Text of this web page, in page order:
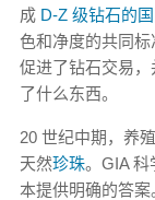
成 D-Z 级钻石的
色和净度的共同
促进了钻石交易
了什么东西。
20 世纪中期，养
天然珍珠。GIA 科
本提供明确的答